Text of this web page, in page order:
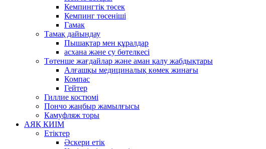
Кемпингтік төсек
Кемпинг төсеніші
Гамак
Тамақ дайындау
Пышақтар мен құралдар
асхана және су бөтелкесі
Төтенше жағдайлар және аман қалу жабдықтары
Алғашқы медициналық көмек жинағы
Компас
Гейтер
Гиллие костюмі
Пончо жаңбыр жамылғысы
Камуфляж торы
АЯҚ КИІМ
Етіктер
Әскери етік